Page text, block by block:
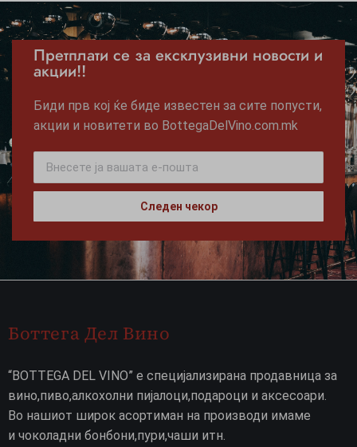
Претплати се за ексклузивни новости и
акции!!
Биди прв кој ќе биде известен за сите попусти,
акции и новитети во BottegaDelVino.com.mk
Следен чекор
Боттега Дел Вино
“BOTTEGA DEL VINO” е специјализирана продавница за
вино,пиво,алкохолни пијалоци,подароци и аксесоари.
Во нашиот широк асортиман на производи имаме
и чоколадни бонбони,пури,чаши итн.